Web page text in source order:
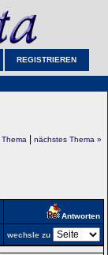
REGISTRIEREN
nächstes Thema »
Antworten
wechsle zu